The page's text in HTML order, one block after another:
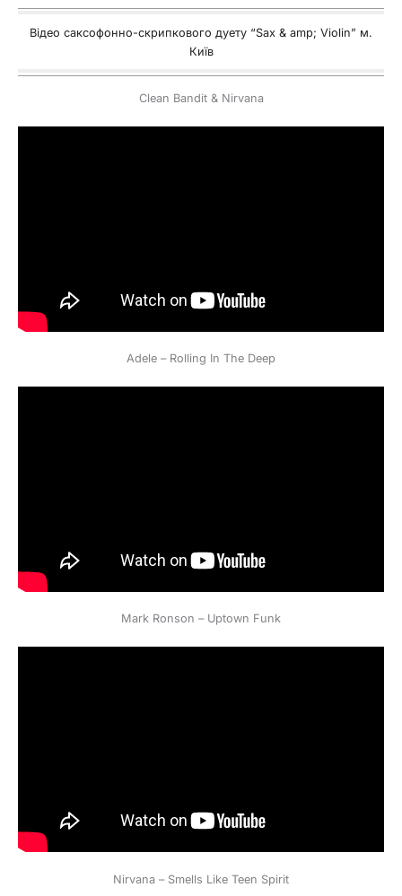
Відео саксофонно-скрипкового дуету “Sax & amp; Violin” м.
Київ
Clean Bandit & Nirvana
Adele – Rolling In The Deep
Mark Ronson – Uptown Funk
Nirvana – Smells Like Teen Spirit